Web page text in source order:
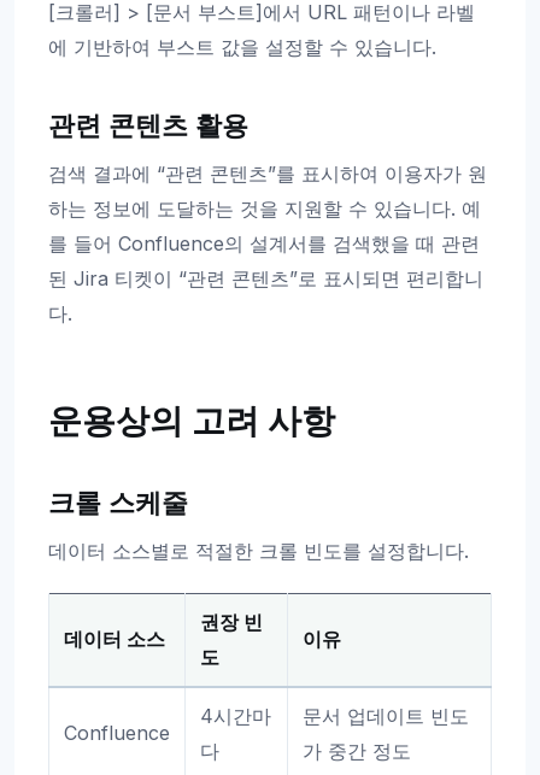
[크롤러] > [문서 부스트]에서 URL 패턴이나 라벨
에 기반하여 부스트 값을 설정할 수 있습니다.
관련 콘텐츠 활용
검색 결과에 “관련 콘텐츠”를 표시하여 이용자가 원
하는 정보에 도달하는 것을 지원할 수 있습니다. 예
를 들어 Confluence의 설계서를 검색했을 때 관련
된 Jira 티켓이 “관련 콘텐츠”로 표시되면 편리합니
다.
운용상의 고려 사항
크롤 스케줄
데이터 소스별로 적절한 크롤 빈도를 설정합니다.
데이터 소스
권장 빈
도
이유
Confluence
4시간마
다
문서 업데이트 빈도
가 중간 정도